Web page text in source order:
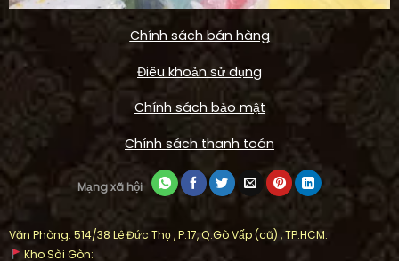
Chính sách bán hàng
Điêu khoản sử dụng
Chính sách bảo mật
Chính sách thanh toán
Mạng xã hội
Văn Phòng: 514/38 Lê Đức Thọ , P.17, Q.Gò Vấp (cũ) , TP.HCM.
Kho Sài Gòn: